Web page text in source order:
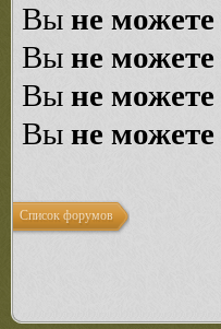
Вы не можете
Вы не можете
Вы не можете
Вы не можете
Список форумов